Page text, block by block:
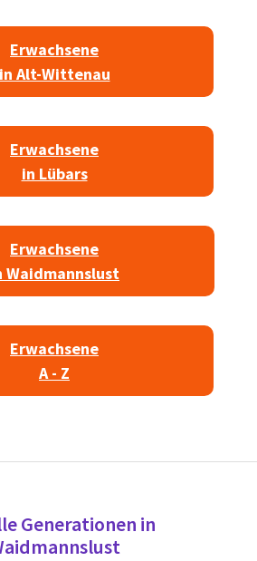
Erwachsene
in Alt-Wittenau
Erwachsene
in Lübars
Erwachsene
Waidmannslust
Erwachsene
A - Z
Generationen in